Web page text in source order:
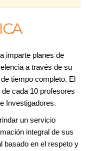
imparte planes de
a través de su
tiempo completo. El
cada 10 profesores
Investigadores.
un servicio
integral de sus
basado en el respeto y